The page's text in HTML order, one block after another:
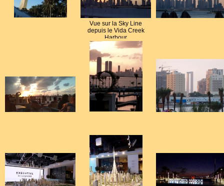
Vue sur la Sky Line
depuis le Vida Creek
Harbour